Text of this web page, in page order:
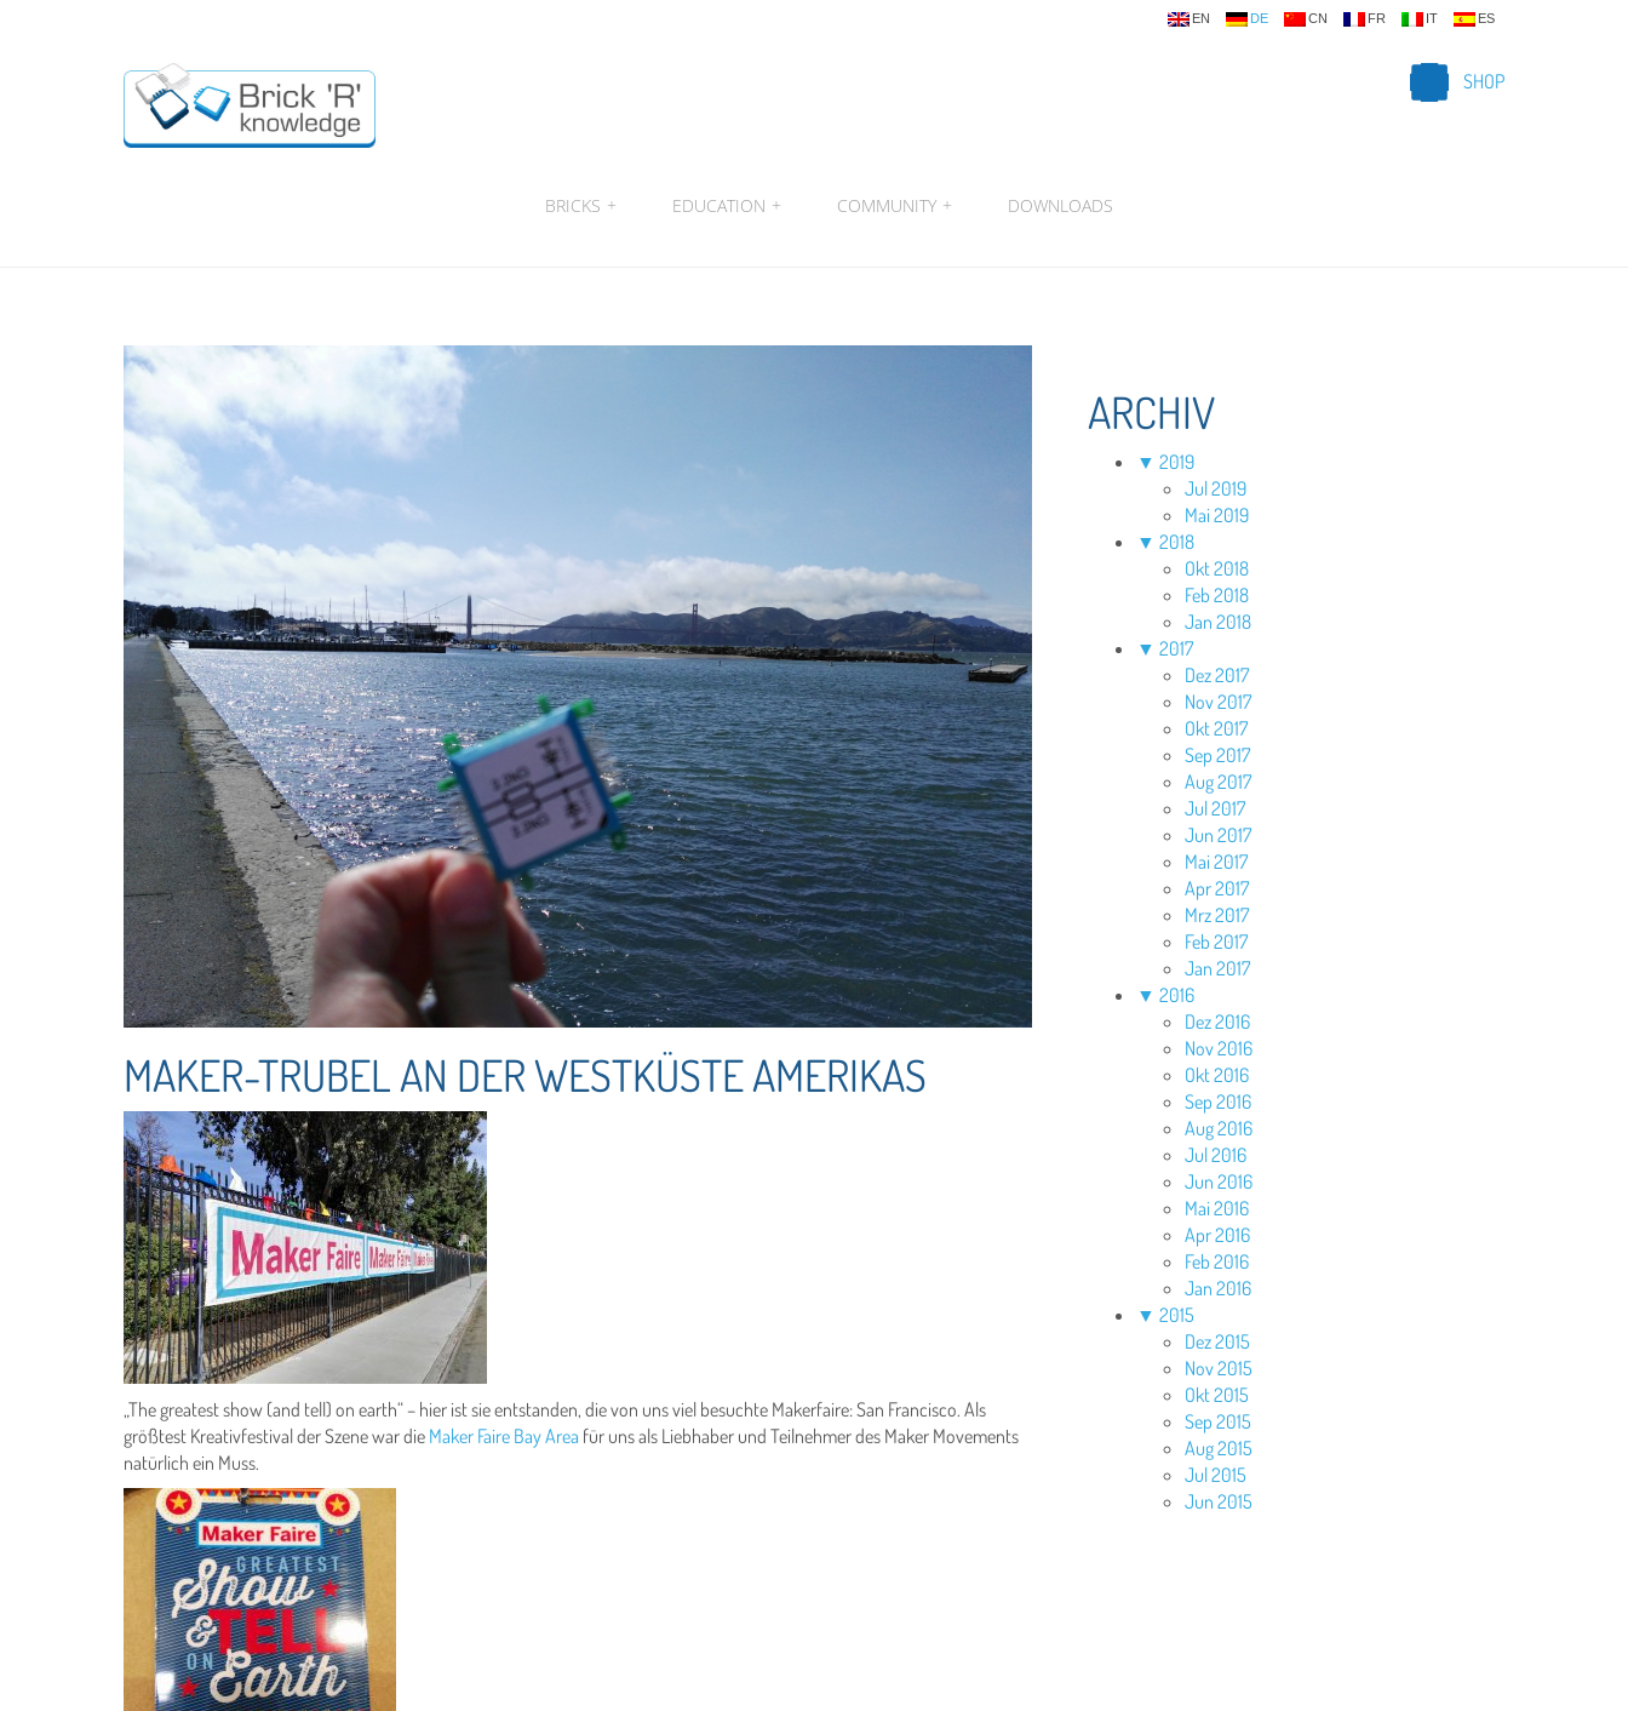
EN DE CN FR IT ES
SHOP
BRICKS + EDUCATION + COMMUNITY + DOWNLOADS
MAKER-TRUBEL AN DER WESTKÜSTE AMERIKAS
„The greatest show (and tell) on earth“ – hier ist sie entstanden, die von uns viel besuchte Makerfaire: San Francisco. Als
größtest Kreativfestival der Szene war die Maker Faire Bay Area für uns als Liebhaber und Teilnehmer des Maker Movements
natürlich ein Muss.
ARCHIV
▼ 2019
Jul 2019
Mai 2019
▼ 2018
Okt 2018
Feb 2018
Jan 2018
▼ 2017
Dez 2017
Nov 2017
Okt 2017
Sep 2017
Aug 2017
Jul 2017
Jun 2017
Mai 2017
Apr 2017
Mrz 2017
Feb 2017
Jan 2017
▼ 2016
Dez 2016
Nov 2016
Okt 2016
Sep 2016
Aug 2016
Jul 2016
Jun 2016
Mai 2016
Apr 2016
Feb 2016
Jan 2016
▼ 2015
Dez 2015
Nov 2015
Okt 2015
Sep 2015
Aug 2015
Jul 2015
Jun 2015